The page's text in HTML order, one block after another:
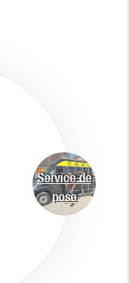
Service de
pose